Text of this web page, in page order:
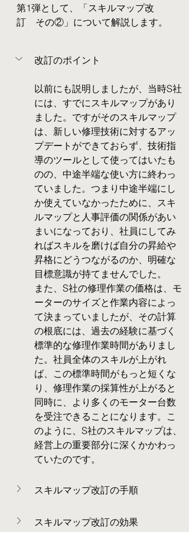
第1弾として、「スキルマップ改
訂　その②」について解説します。
改訂のポイント
以前にも説明しましたが、当時S社
には、すでにスキルマップがあり
ました。ですがそのスキルマップ
は、新しい修理技術に対するアッ
プデートができておらず、技術指
導のツールとして使ってはいたも
のの、中途半端な使い方に終わっ
ていました。つまり中途半端にし
か使えていなかったために、スキ
ルマップと人事評価の関係があい
まいになっており、社員にしてみ
ればスキルを磨けば自分の昇給や
昇格にどうつながるのか、明確な
目標意識が持てませんでした。
また、S社の修理作業の価格は、モ
ーターのサイズと作業内容によっ
て決まっていましたが、その計算
の根底には、過去の経験に基づく
標準的な修理作業時間がありまし
た。社員全体のスキルが上がれ
ば、この標準時間がもっと短くな
り、修理作業の採算性が上がると
同時に、より多くのモーター台数
を受注できることになります。こ
のように、S社のスキルマップは、
経営上の重要部分に深くかかわっ
ていたのです。
スキルマップ改訂の手順
スキルマップ改訂の効果